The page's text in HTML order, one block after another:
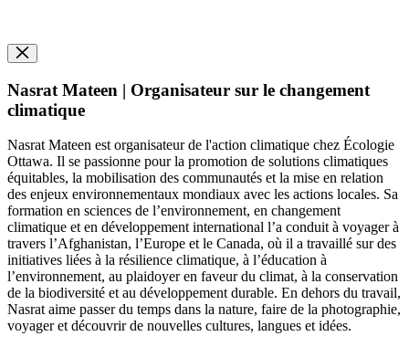
Nasrat Mateen | Organisateur sur le changement
climatique
Nasrat Mateen est organisateur de l'action climatique chez Écologie
Ottawa. Il se passionne pour la promotion de solutions climatiques
équitables, la mobilisation des communautés et la mise en relation
des enjeux environnementaux mondiaux avec les actions locales. Sa
formation en sciences de l’environnement, en changement
climatique et en développement international l’a conduit à voyager à
travers l’Afghanistan, l’Europe et le Canada, où il a travaillé sur des
initiatives liées à la résilience climatique, à l’éducation à
l’environnement, au plaidoyer en faveur du climat, à la conservation
de la biodiversité et au développement durable. En dehors du travail,
Nasrat aime passer du temps dans la nature, faire de la photographie,
voyager et découvrir de nouvelles cultures, langues et idées.